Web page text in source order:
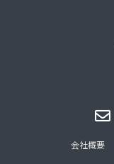
会社概要